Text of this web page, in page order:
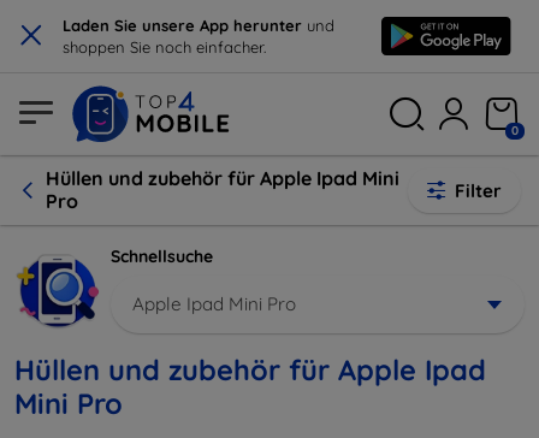
× Laden Sie unsere App herunter und
shoppen Sie noch einfacher.
0
Hüllen und zubehör für Apple Ipad Mini
Pro
Filter
Schnellsuche
Apple Ipad Mini Pro
Hüllen und zubehör für Apple Ipad
Mini Pro